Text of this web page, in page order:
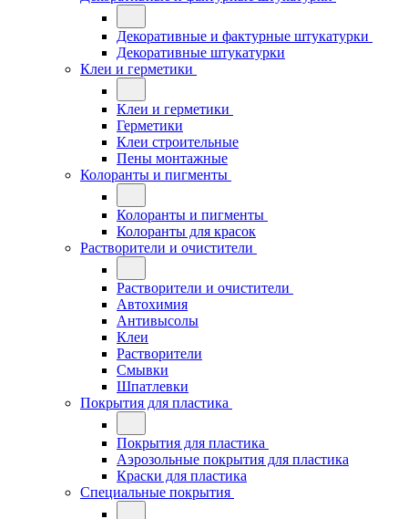
Декоративные и фактурные штукатурки
Декоративные штукатурки
Клеи и герметики
Клеи и герметики
Герметики
Клеи строительные
Пены монтажные
Колоранты и пигменты
Колоранты и пигменты
Колоранты для красок
Растворители и очистители
Растворители и очистители
Автохимия
Антивысолы
Клеи
Растворители
Смывки
Шпатлевки
Покрытия для пластика
Покрытия для пластика
Аэрозольные покрытия для пластика
Краски для пластика
Специальные покрытия